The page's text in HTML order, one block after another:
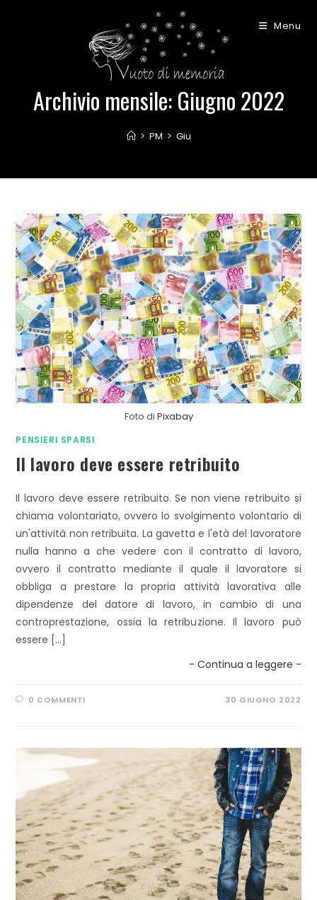
Menu
Archivio mensile: Giugno 2022
> PM > Giu
Foto di Pixabay
PENSIERI SPARSI
Il lavoro deve essere retribuito
Il lavoro deve essere retribuito. Se non viene retribuito si
chiama volontariato, ovvero lo svolgimento volontario di
un'attività non retribuita. La gavetta e l'età del lavoratore
nulla hanno a che vedere con il contratto di lavoro,
ovvero il contratto mediante il quale il lavoratore si
obbliga a prestare la propria attività lavorativa alle
dipendenze del datore di lavoro, in cambio di una
controprestazione, ossia la retribuzione. Il lavoro può
essere […]
- Continua a leggere -
0 COMMENTI 30 GIUGNO 2022